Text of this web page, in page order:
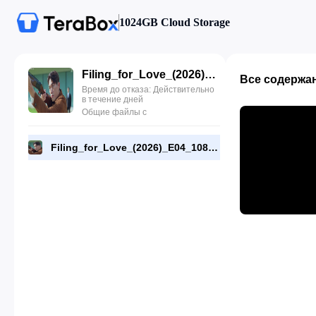
1024GB Cloud Storage
Filing_for_Love_(2026)_E04_1080p_WEB-DL_[RMC].mp4
Время до отказа: Действительно
в течение дней
Общие файлы с
Filing_for_Love_(2026)_E04_1080p_WEB-DL_[RMC].mp4
Все